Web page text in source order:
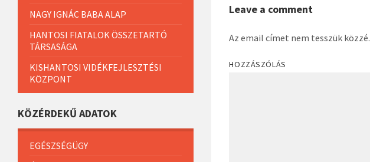
Leave a comment
Az email címet nem tesszük közzé.
HOZZÁSZÓLÁS
NAGY IGNÁC BABA ALAP
HANTOSI FIATALOK ÖSSZETARTÓ
TÁRSASÁGA
KISHANTOSI VIDÉKFEJLESZTÉSI
KÖZPONT
KÖZÉRDEKŰ ADATOK
EGÉSZSÉGÜGY